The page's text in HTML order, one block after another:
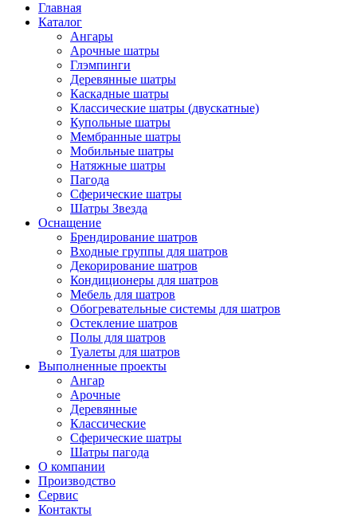
Главная
Каталог
Ангары
Арочные шатры
Глэмпинги
Деревянные шатры
Каскадные шатры
Классические шатры (двускатные)
Купольные шатры
Мембранные шатры
Мобильные шатры
Натяжные шатры
Пагода
Сферические шатры
Шатры Звезда
Оснащение
Брендирование шатров
Входные группы для шатров
Декорирование шатров
Кондиционеры для шатров
Мебель для шатров
Обогревательные системы для шатров
Остекление шатров
Полы для шатров
Туалеты для шатров
Выполненные проекты
Ангар
Арочные
Деревянные
Классические
Сферические шатры
Шатры пагода
О компании
Производство
Сервис
Контакты